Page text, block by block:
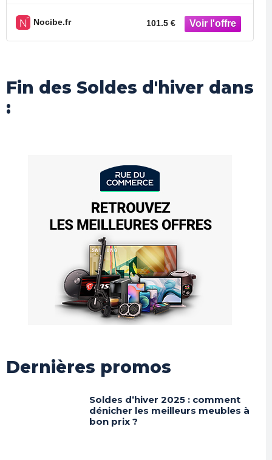
Nocibe.fr 101.5 €
Fin des Soldes d'hiver dans
:
Dernières promos
Soldes d’hiver 2025 : comment
dénicher les meilleurs meubles à
bon prix ?